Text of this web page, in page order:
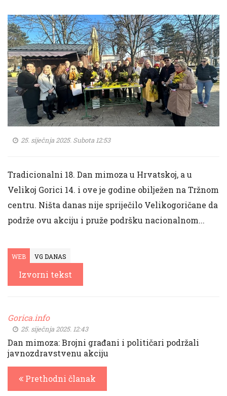
25. siječnja 2025. Subota 12:53
Tradicionalni 18. Dan mimoza u Hrvatskoj, a u
Velikoj Gorici 14. i ove je godine obilježen na Tržnom
centru. Ništa danas nije spriječilo Velikogoričane da
podrže ovu akciju i pruže podršku nacionalnom...
WEB VG DANAS
Izvorni tekst
Gorica.info
25. siječnja 2025. 12:43
Dan mimoza: Brojni građani i političari podržali
javnozdravstvenu akciju
Prethodni članak